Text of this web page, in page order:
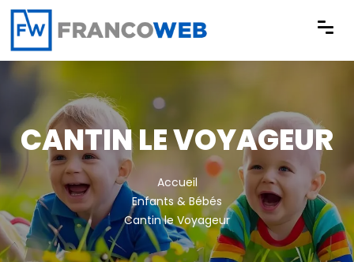
Panneau de gestion des cookies
CANTIN LE VOYAGEUR
Accueil
Enfants & Bébés
Cantin le Voyageur